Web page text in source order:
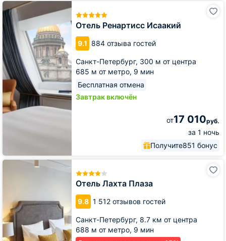
Отель Ренартисс Исаакий
9.1 884 отзыва гостей
Санкт-Петербург, 300 м от центра
685 м от метро, 9 мин
Бесплатная отмена
Завтрак включён
от17 010руб.
за 1 ночь
Получите851 бонус
Отель
Ренартисс
Исаакий
Отель Лахта Плаза
9.8 1 512 отзывов гостей
Санкт-Петербург, 8.7 км от центра
688 м от метро, 9 мин
Отель